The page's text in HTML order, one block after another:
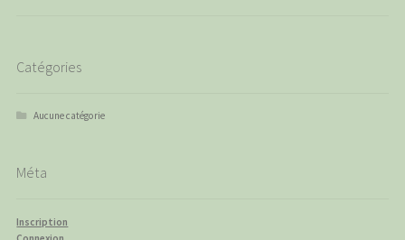
Catégories
Aucune catégorie
Méta
Inscription